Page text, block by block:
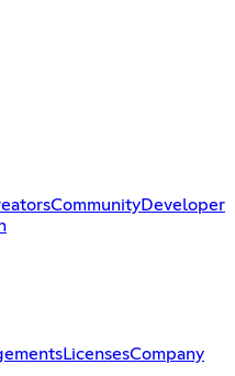
CommunityDeveloper
LicensesCompany